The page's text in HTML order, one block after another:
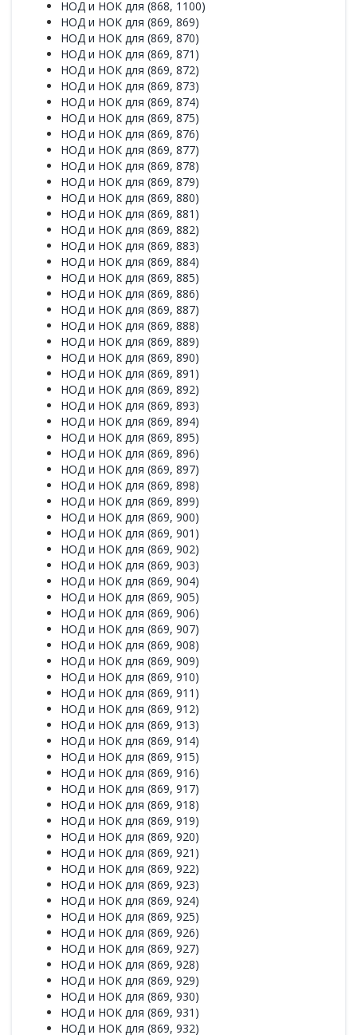
НОД и НОК для (868, 1100)
НОД и НОК для (869, 869)
НОД и НОК для (869, 870)
НОД и НОК для (869, 871)
НОД и НОК для (869, 872)
НОД и НОК для (869, 873)
НОД и НОК для (869, 874)
НОД и НОК для (869, 875)
НОД и НОК для (869, 876)
НОД и НОК для (869, 877)
НОД и НОК для (869, 878)
НОД и НОК для (869, 879)
НОД и НОК для (869, 880)
НОД и НОК для (869, 881)
НОД и НОК для (869, 882)
НОД и НОК для (869, 883)
НОД и НОК для (869, 884)
НОД и НОК для (869, 885)
НОД и НОК для (869, 886)
НОД и НОК для (869, 887)
НОД и НОК для (869, 888)
НОД и НОК для (869, 889)
НОД и НОК для (869, 890)
НОД и НОК для (869, 891)
НОД и НОК для (869, 892)
НОД и НОК для (869, 893)
НОД и НОК для (869, 894)
НОД и НОК для (869, 895)
НОД и НОК для (869, 896)
НОД и НОК для (869, 897)
НОД и НОК для (869, 898)
НОД и НОК для (869, 899)
НОД и НОК для (869, 900)
НОД и НОК для (869, 901)
НОД и НОК для (869, 902)
НОД и НОК для (869, 903)
НОД и НОК для (869, 904)
НОД и НОК для (869, 905)
НОД и НОК для (869, 906)
НОД и НОК для (869, 907)
НОД и НОК для (869, 908)
НОД и НОК для (869, 909)
НОД и НОК для (869, 910)
НОД и НОК для (869, 911)
НОД и НОК для (869, 912)
НОД и НОК для (869, 913)
НОД и НОК для (869, 914)
НОД и НОК для (869, 915)
НОД и НОК для (869, 916)
НОД и НОК для (869, 917)
НОД и НОК для (869, 918)
НОД и НОК для (869, 919)
НОД и НОК для (869, 920)
НОД и НОК для (869, 921)
НОД и НОК для (869, 922)
НОД и НОК для (869, 923)
НОД и НОК для (869, 924)
НОД и НОК для (869, 925)
НОД и НОК для (869, 926)
НОД и НОК для (869, 927)
НОД и НОК для (869, 928)
НОД и НОК для (869, 929)
НОД и НОК для (869, 930)
НОД и НОК для (869, 931)
НОД и НОК для (869, 932)